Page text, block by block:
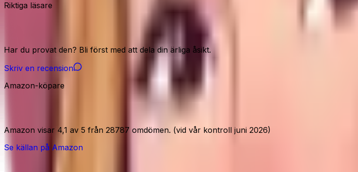
Riktiga läsare
Har du provat den? Bli först med att dela din ärliga åsikt.
Skriv en recension
Amazon-köpare
Amazon visar 4,1 av 5 från 28787 omdömen. (vid vår kontroll juni 2026)
Se källan på Amazon